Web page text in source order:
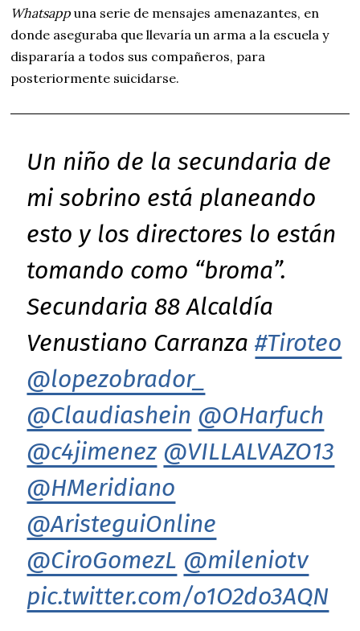
Whatsapp una serie de mensajes amenazantes, en
donde aseguraba que llevaría un arma a la escuela y
dispararía a todos sus compañeros, para
posteriormente suicidarse.
Un niño de la secundaria de
mi sobrino está planeando
esto y los directores lo están
tomando como “broma”.
Secundaria 88 Alcaldía
Venustiano Carranza#Tiroteo
@lopezobrador_
@Claudiashein @OHarfuch
@c4jimenez @VILLALVAZO13
@HMeridiano
@AristeguiOnline
@CiroGomezL @mileniotv
pic.twitter.com/o1O2do3AQN